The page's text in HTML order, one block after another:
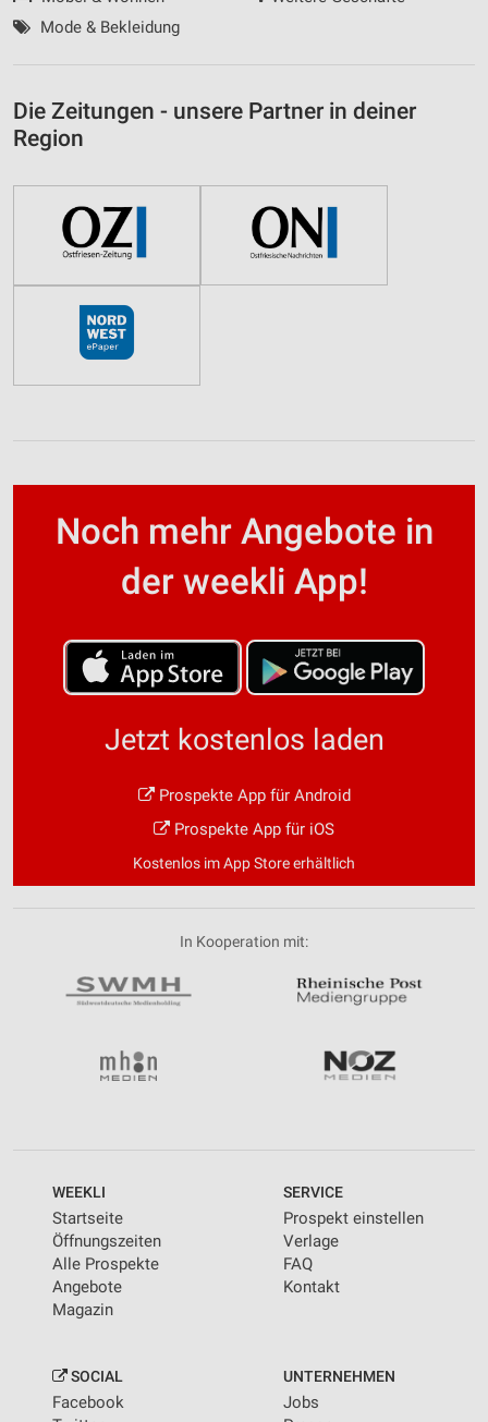
Mode & Bekleidung
Die Zeitungen - unsere Partner in deiner
Region
Noch mehr Angebote in
der weekli App!
Jetzt kostenlos laden
Prospekte App für Android
Prospekte App für iOS
Kostenlos im App Store erhältlich
In Kooperation mit:
WEEKLI
Startseite
Öffnungszeiten
Alle Prospekte
Angebote
Magazin
SERVICE
Prospekt einstellen
Verlage
FAQ
Kontakt
SOCIAL
Facebook
UNTERNEHMEN
Jobs